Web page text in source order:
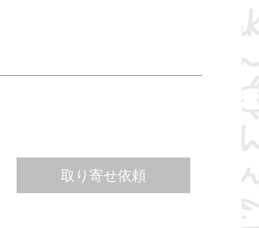
取り寄せ依頼